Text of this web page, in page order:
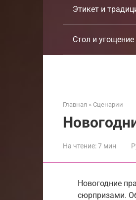
Этикет и
Стол и угощение
Главная » Сценарии
На чтение:7 мин
Новогодние
сюрпризами.